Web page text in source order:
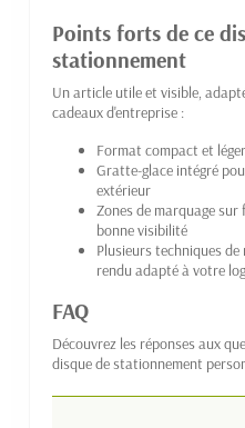
Points forts de ce
stationnement
Un article utile et visible,
cadeaux d'entreprise :
Format compact et
Gratte-glace intégré
extérieur
Zones de marquage
bonne visibilité
Plusieurs techniques
rendu adapté à votre
FAQ
Découvrez les réponses aux
disque de stationnement